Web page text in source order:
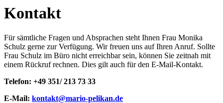
Kontakt
Für sämtliche Fragen und Absprachen steht Ihnen Frau Monika
Schulz gerne zur Verfügung. Wir freuen uns auf Ihren Anruf. Sollte
Frau Schulz im Büro nicht erreichbar sein, können Sie zeitnah mit
einem Rückruf rechnen. Dies gilt auch für den E-Mail-Kontakt.
Telefon: +49 351/ 213 73 33
E-Mail: kontakt@mario-pelikan.de